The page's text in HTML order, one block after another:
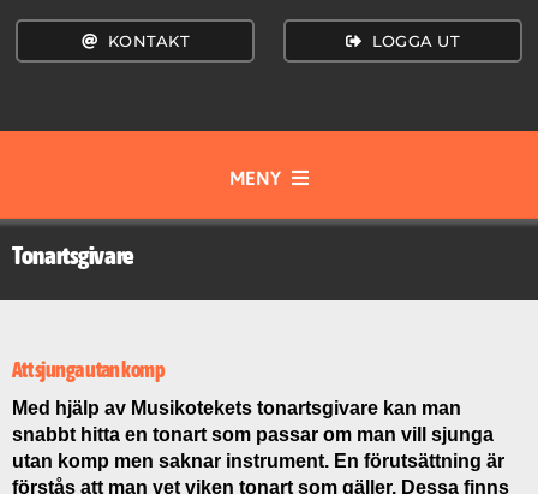
KONTAKT LOGGA UT
MENY
Gott & Blandat
Samspel & Tajming
Musik från olika tider och kulturer
Tonartsgivare
Att sjunga utan komp
Med hjälp av Musikotekets tonartsgivare kan man
snabbt hitta en tonart som passar om man vill sjunga
utan komp men saknar instrument. En förutsättning är
förstås att man vet viken tonart som gäller. Dessa finns